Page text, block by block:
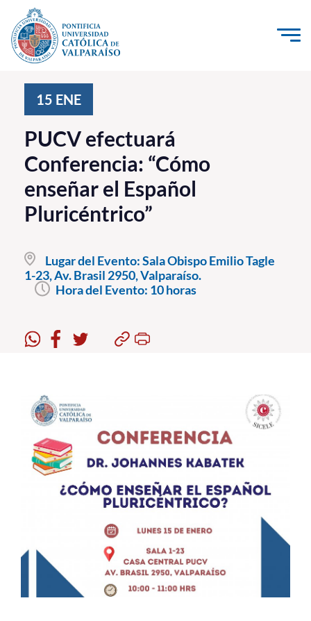
Click acá para ir directamente al contenido
Investigación, Creación e Innovación
PUCV Internacional
Vinculación con el Medio
Admisión
Pregrado
Postgrado
Estudiantes
Funcionarios
Alumni
15 ENE
PUCV efectuará
Conferencia: “Cómo
enseñar el Español
Pluricéntrico”
Lugar del Evento:Sala Obispo Emilio Tagle
1-23, Av. Brasil 2950, Valparaíso.
Hora del Evento: 10 horas